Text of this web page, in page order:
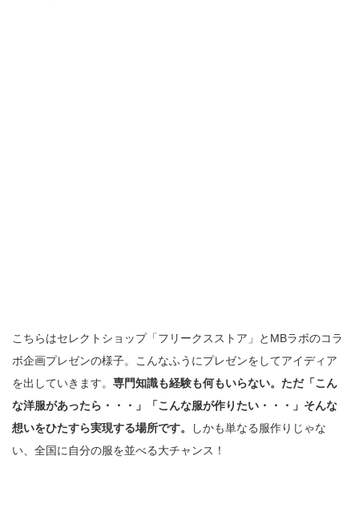
こちらはセレクトショップ「フリークスストア」とMBラボのコラ
ボ企画プレゼンの様子。こんなふうにプレゼンをしてアイディア
を出していきます。 専門知識も経験も何もいらない。ただ「こん
な洋服があったら・・・」「こんな服が作りたい・・・」そんな
想いをひたすら実現する場所です。
しかも単なる服作りじゃな
い、全国に自分の服を並べる大チャンス！